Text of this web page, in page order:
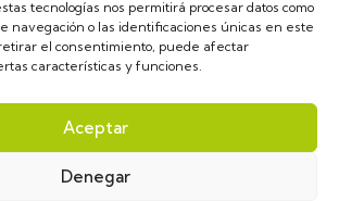
tecnologías nos permitirá procesar datos como
navegación o las identificaciones únicas en este
el consentimiento, puede afectar
características y funciones.
Aceptar
Denegar
© 2024. Diseñado porVulpeTI. Todos
de privacidad